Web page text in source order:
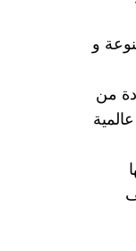
و
من